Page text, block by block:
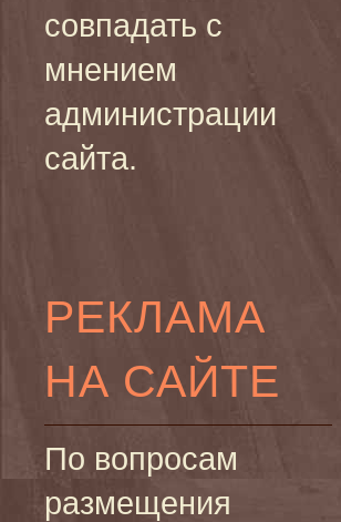
совпадать с
мнением
администрации
сайта.
РЕКЛАМА
НА САЙТЕ
По вопросам
размещения